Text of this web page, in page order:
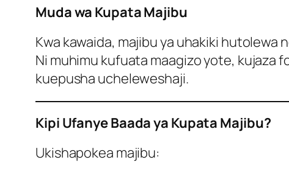
Muda wa Kupata Majibu
Kwa kawaida, majibu ya uhakiki hutolewa
Ni muhimu kufuata maagizo yote, kujaza
kuepusha ucheleweshaji.
Kipi Ufanye Baada ya Kupata Majibu?
Ukishapokea majibu: